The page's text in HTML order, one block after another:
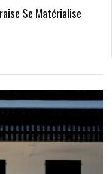
Se Matérialise